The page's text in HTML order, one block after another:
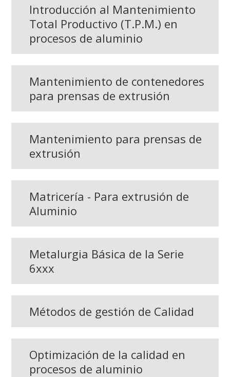
Introducción al Mantenimiento
Total Productivo (T.P.M.) en
procesos de aluminio
Mantenimiento de contenedores
para prensas de extrusión
Mantenimiento para prensas de
extrusión
Matricería - Para extrusión de
Aluminio
Metalurgia Básica de la Serie
6xxx
Métodos de gestión de Calidad
Optimización de la calidad en
procesos de aluminio